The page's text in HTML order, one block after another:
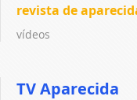
revista de
vídeos
TV Aparecida